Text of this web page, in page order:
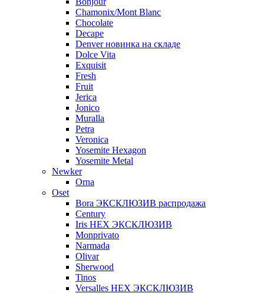
Chamonix/Mont Blanc
Chocolate
Decape
Denver новинка на складе
Dolce Vita
Exquisit
Fresh
Fruit
Jerica
Jonico
Muralla
Petra
Veroniсa
Yosemite Hexagon
Yosemite Metal
Newker
Orna
Oset
Bora ЭКСКЛЮЗИВ распродажа
Century
Iris HEX ЭКСКЛЮЗИВ
Monprivato
Narmada
Olivar
Sherwood
Tinos
Versalles HEX ЭКСКЛЮЗИВ